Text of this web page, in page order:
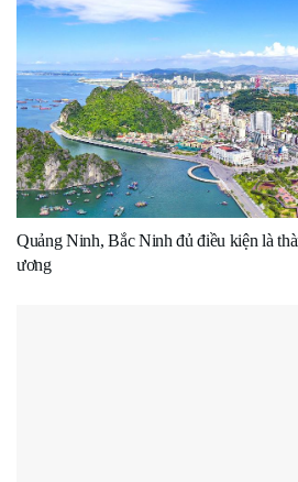
Quảng Ninh, Bắc Ninh đủ điều kiện là
ương